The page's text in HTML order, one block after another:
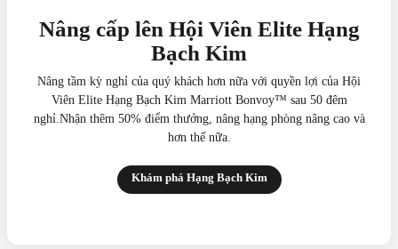
Nâng cấp lên Hội Viên Elite Hạng
Bạch Kim
Nâng tầm kỳ nghỉ của quý khách hơn nữa với quyền lợi của Hội
Viên Elite Hạng Bạch Kim Marriott Bonvoy™ sau 50 đêm
nghỉ.Nhận thêm 50% điểm thưởng, nâng hạng phòng nâng cao và
hơn thế nữa.
Khám phá Hạng Bạch Kim